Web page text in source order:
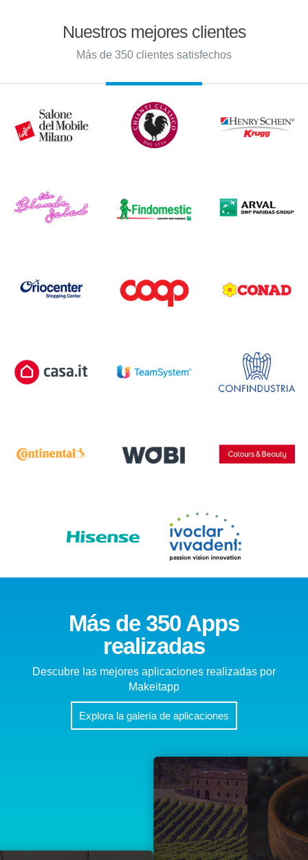
Nuestros mejores clientes
Más de 350 clientes satisfechos
Más de 350 Apps
realizadas
Descubre las mejores aplicaciones realizadas por
Makeitapp
Explora la galería de aplicaciones